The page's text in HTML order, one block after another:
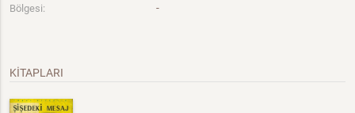
Bölgesi: -
KİTAPLARI